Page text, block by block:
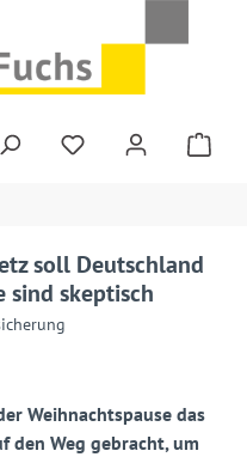
soll Deutschland
sind skeptisch
Weihnachtspause das
den Weg gebracht, um